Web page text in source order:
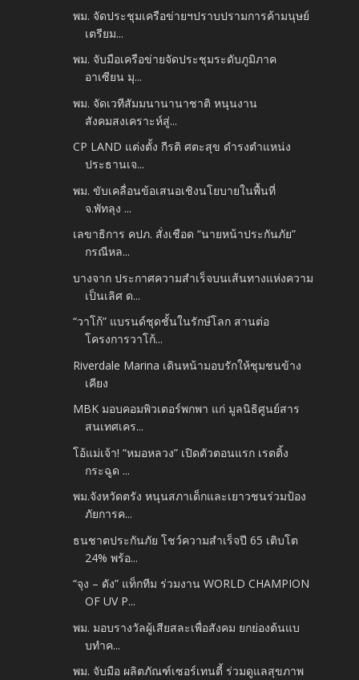
พม. จัดประชุมเครือข่ายฯปราบปรามการค้ามนุษย์
เตรียม...
พม. จับมือเครือข่ายจัดประชุมระดับภูมิภาค
อาเซียน มุ...
พม. จัดเวทีสัมมนานานาชาติ หนุนงาน
สังคมสงเคราะห์สู่...
CP LAND แต่งตั้ง กีรติ ศตะสุข ดำรงตำแหน่ง
ประธานเจ...
พม. ขับเคลื่อนข้อเสนอเชิงนโยบายในพื้นที่
จ.พัทลุง ...
เลขาธิการ คปภ. สั่งเชือด “นายหน้าประกันภัย”
กรณีหล...
บางจาก ประกาศความสำเร็จบนเส้นทางแห่งความ
เป็นเลิศ ด...
“วาโก้” แบรนด์ชุดชั้นในรักษ์โลก สานต่อ
โครงการวาโก้...
Riverdale Marina เดินหน้ามอบรักให้ชุมชนข้าง
เคียง
MBK มอบคอมพิวเตอร์พกพา แก่ มูลนิธิศูนย์สาร
สนเทศเคร...
โอ้แม่เจ้า! “หมอหลวง” เปิดตัวตอนแรก เรตติ้ง
กระฉูด ...
พม.จังหวัดตรัง หนุนสภาเด็กและเยาวชนร่วมป้อง
ภัยการค...
ธนชาตประกันภัย โชว์ความสำเร็จปี 65 เติบโต
24% พร้อ...
“จุง – ดัง” แท็กทีม ร่วมงาน WORLD CHAMPION
OF UV P...
พม. มอบรางวัลผู้เสียสละเพื่อสังคม ยกย่องต้นแบ
บทำค...
พม. จับมือ ผลิตภัณฑ์เซอร์เทนตี้ ร่วมดูแลสุขภาพ